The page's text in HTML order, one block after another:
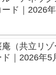
ド｜2026
（共立リゾ
｜2026年5